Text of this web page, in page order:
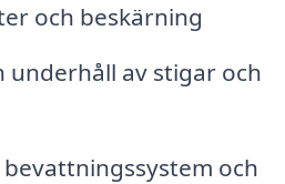
och beskärning
underhåll av stigar och
och